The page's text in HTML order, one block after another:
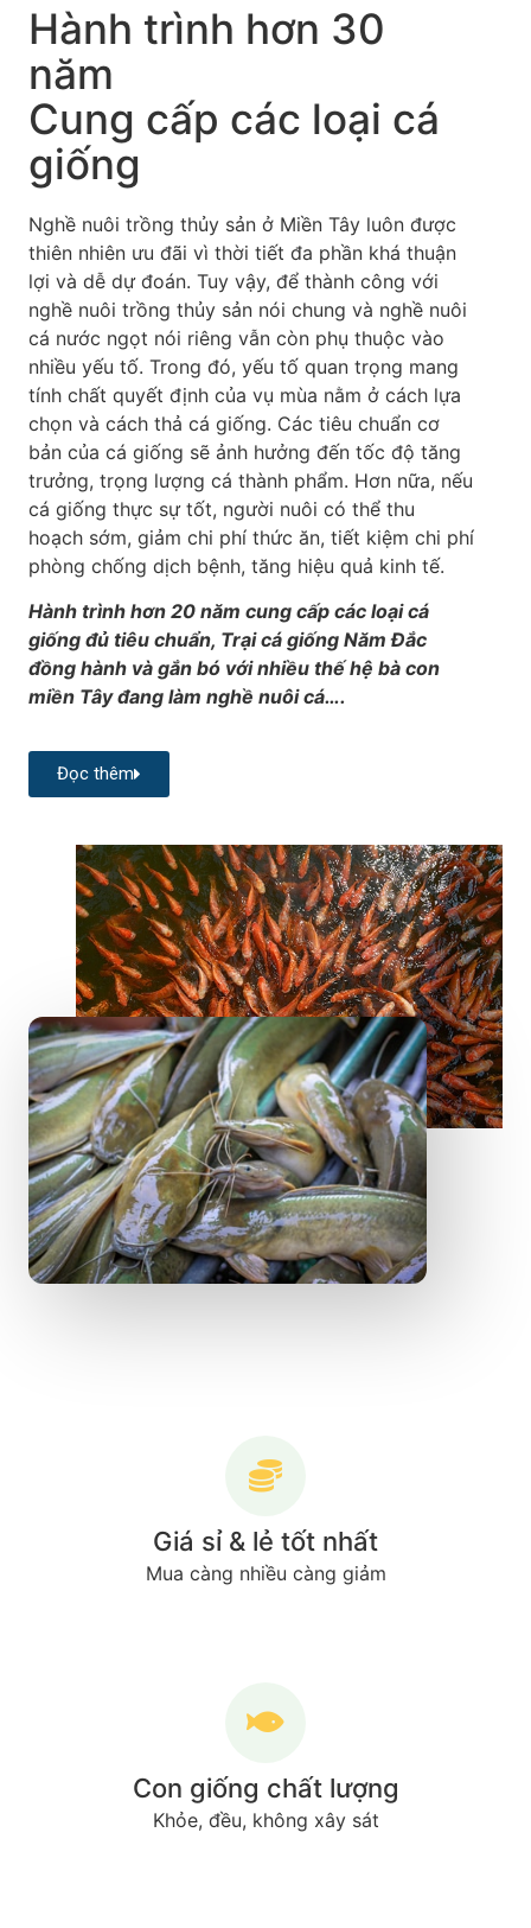
Hành trình hơn 30
năm
Cung cấp các loại cá
giống
Nghề nuôi trồng thủy sản ở Miền Tây luôn được
thiên nhiên ưu đãi vì thời tiết đa phần khá thuận
lợi và dễ dự đoán. Tuy vậy, để thành công với
nghề nuôi trồng thủy sản nói chung và nghề nuôi
cá nước ngọt nói riêng vẫn còn phụ thuộc vào
nhiều yếu tố. Trong đó, yếu tố quan trọng mang
tính chất quyết định của vụ mùa nằm ở cách lựa
chọn và cách thả cá giống. Các tiêu chuẩn cơ
bản của cá giống sẽ ảnh hưởng đến tốc độ tăng
trưởng, trọng lượng cá thành phẩm. Hơn nữa, nếu
cá giống thực sự tốt, người nuôi có thể thu
hoạch sớm, giảm chi phí thức ăn, tiết kiệm chi phí
phòng chống dịch bệnh, tăng hiệu quả kinh tế.
Hành trình hơn 20 năm cung cấp các loại cá
giống đủ tiêu chuẩn, Trại cá giống Năm Đắc
đồng hành và gắn bó với nhiều thế hệ bà con
miền Tây đang làm nghề nuôi cá….
Đọc thêm
Giá sỉ & lẻ tốt nhất
Mua càng nhiều càng giảm
Con giống chất lượng
Khỏe, đều, không xây sát